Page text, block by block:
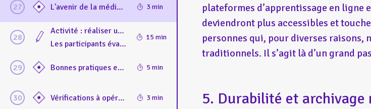
plateformes d’apprentissage en
deviendront plus accessibles et
personnes qui, pour diverses raisons,
traditionnels. Il s’agit là d’un grand
5. Durabilité et archivage
L'avenir de la médiation numérique hors site. Etude prospective de la médiation culturelle en ligne 3 min
Activité : réaliser un audit d’accessibilité d’une plateforme numérique.
Les participants évaluent l’accessibilité d’un site ou d’une application culturelle, avec des suggestions d’amélioration
15 min
Bonnes pratiques en matière de médiation numérique hors les murs. Analyse comparative de projets numériques réussis et de leur impact sur l’engagement des publics. 5 min
Vérifications à opérer pour un projet de médiation numérique hors-les-murs inclusif : une liste complète pour vérifier la conformité en matière d’inclusivité et d’accessibilité 3 min